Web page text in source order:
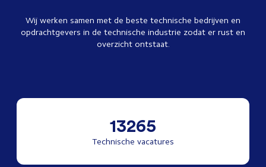
Wij werken samen met de beste technische bedrijven en
opdrachtgevers in de technische industrie zodat er rust en
overzicht ontstaat.
13265
Technische vacatures